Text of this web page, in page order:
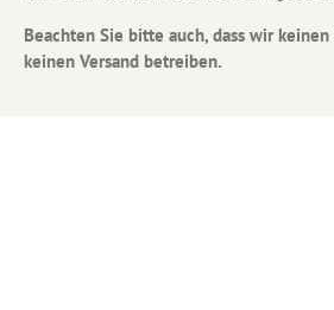
Beachten Sie bitte auch, dass wir
keinen Versand betreiben.